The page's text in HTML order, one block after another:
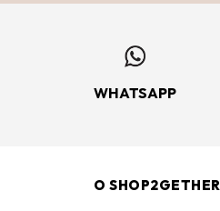
WHATSAPP
O SHOP2GETHER